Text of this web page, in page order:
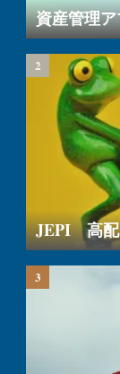
資産管理
JEPI 高配